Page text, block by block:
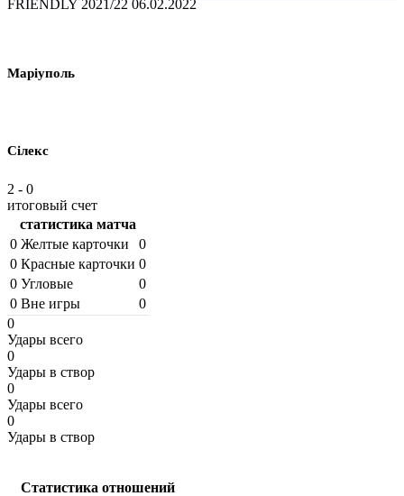
FRIENDLY 2021/22 06.02.2022
Маріуполь
Сiлекс
2 - 0
итоговый счет
статистика матча
0 Желтые карточки
0
0 Красные карточки 0
0 Угловые
0
0 Вне игры
0
0
Удары всего
0
Удары в створ
0
Удары всего
0
Удары в створ
Статистика отношений